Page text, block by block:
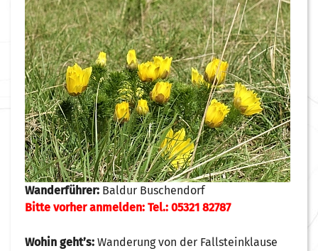
Wanderführer: Baldur Buschendorf
Bitte vorher anmelden: Tel.: 05321 82787
Wohin geht’s: Wanderung von der Fallsteinklause